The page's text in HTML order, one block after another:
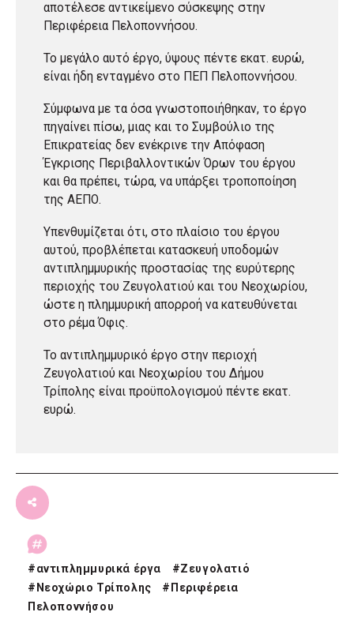
αποτέλεσε αντικείμενο σύσκεψης στην
Περιφέρεια Πελοποννήσου.
Το μεγάλο αυτό έργο, ύψους πέντε εκατ. ευρώ,
είναι ήδη ενταγμένο στο ΠΕΠ Πελοποννήσου.
Σύμφωνα με τα όσα γνωστοποιήθηκαν, το έργο
πηγαίνει πίσω, μιας και το Συμβούλιο της
Επικρατείας δεν ενέκρινε την Απόφαση
Έγκρισης Περιβαλλοντικών Όρων του έργου
και θα πρέπει, τώρα, να υπάρξει τροποποίηση
της ΑΕΠΟ.
Υπενθυμίζεται ότι, στο πλαίσιο του έργου
αυτού, προβλέπεται κατασκευή υποδομών
αντιπλημμυρικής προστασίας της ευρύτερης
περιοχής του Ζευγολατιού και του Νεοχωρίου,
ώστε η πλημμυρική απορροή να κατευθύνεται
στο ρέμα Όφις.
Το αντιπλημμυρικό έργο στην περιοχή
Ζευγολατιού και Νεοχωρίου του Δήμου
Τρίπολης είναι προϋπολογισμού πέντε εκατ.
ευρώ.
#αντιπλημμυρικά έργα #Ζευγολατιό
# Νεοχώριο Τρίπολης # Περιφέρεια
Πελοποννήσου